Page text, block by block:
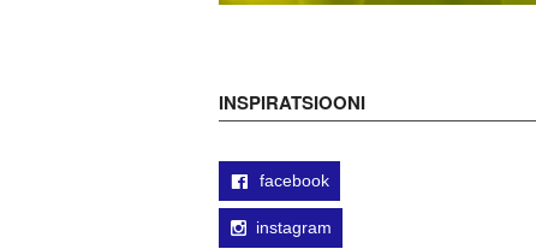
INSPIRATSIOONI
facebook
instagram